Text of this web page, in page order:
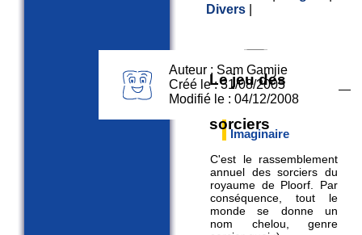
Divers
Le jeu des
sorciers
Auteur : Sam Gamjie
Créé le : 31/08/2005
Modifié le : 04/12/2008
Imaginaire
C'est le rassemblement
annuel des sorciers du
royaume de Ploorf. Par
conséquence, tout le
monde se donne un
nom chelou, genre